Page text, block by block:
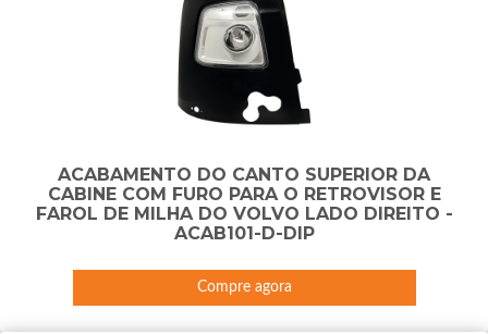
ACABAMENTO DO CANTO SUPERIOR DA
CABINE COM FURO PARA O RETROVISOR E
FAROL DE MILHA DO VOLVO LADO DIREITO -
ACAB101-D-DIP
Compre agora